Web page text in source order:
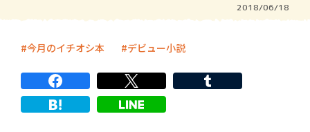
2018/06/18
今月のイチオシ本 デビュー小説